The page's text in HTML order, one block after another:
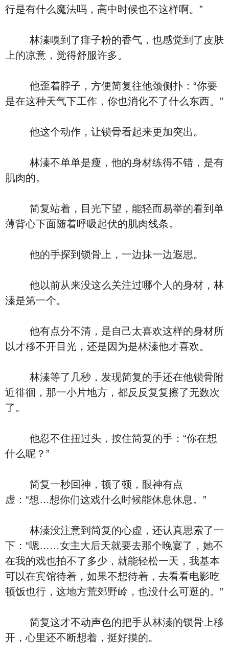
行是有什么魔法吗，高中时候也不这样啊。”
林溱嗅到了痱子粉的香气，也感觉到了皮肤
上的凉意，觉得舒服许多。
他歪着脖子，方便简复往他颈侧扑：“你要
是在这种天气下工作，你也消化不了什么东西。”
他这个动作，让锁骨看起来更加突出。
林溱不单单是瘦，他的身材练得不错，是有
肌肉的。
简复站着，目光下望，能轻而易举的看到单
薄背心下面随着呼吸起伏的肌肉线条。
他的手探到锁骨上，一边抹一边遐思。
他以前从来没这么关注过哪个人的身材，林
溱是第一个。
他有点分不清，是自己太喜欢这样的身材所
以才移不开目光，还是因为是林溱他才喜欢。
林溱等了几秒，发现简复的手还在他锁骨附
近徘徊，那一小片地方，都反反复复擦了无数次
了。
他忍不住扭过头，按住简复的手：“你在想
什么呢？”
简复一秒回神，顿了顿，眼神有点
虚：“想…想你们这戏什么时候能休息休息。”
林溱没注意到简复的心虚，还认真思索了一
下：“嗯……女主大后天就要去那个晚宴了，她不
在我的戏也拍不了多少，就能轻松一天，我基本
可以在宾馆待着，如果不想待着，去看看电影吃
顿饭也行，这地方荒郊野岭，也没什么可逛的。”
简复这才不动声色的把手从林溱的锁骨上移
开，心里还不断想着，挺好摸的。